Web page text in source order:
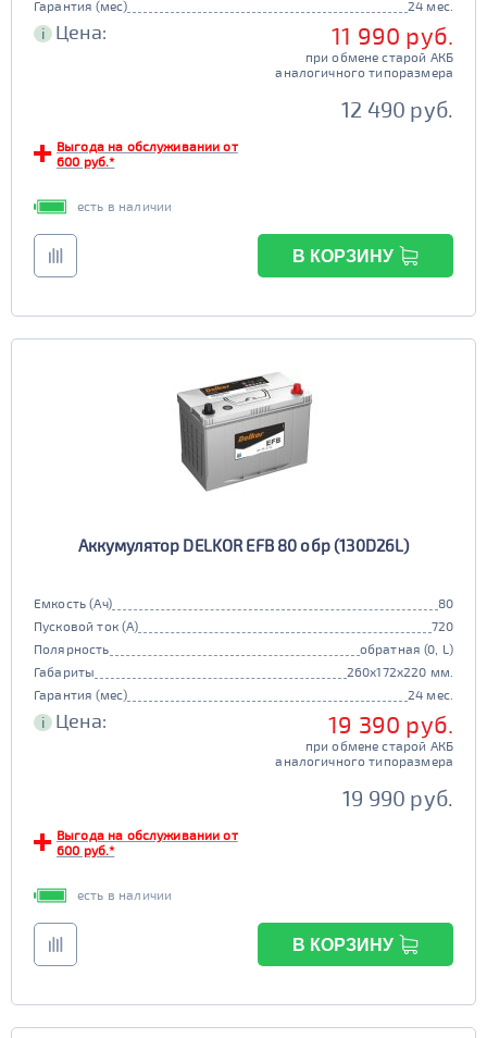
Гарантия (мес) 24 мес.
i Цена: 11 990 руб.
при обмене старой АКБ
аналогичного типоразмера
12 490 руб.
Выгода на обслуживании от
600 руб.*
есть в наличии
В КОРЗИНУ
Аккумулятор DELKOR EFB 80 обр (130D26L)
Емкость (Ач)
80
Пусковой ток (А)
720
Полярность
обратная (0, L)
Габариты
260x172x220 мм.
Гарантия (мес)
24 мес.
i Цена: 19 390 руб.
при обмене старой АКБ
аналогичного типоразмера
19 990 руб.
Выгода на обслуживании от
600 руб.*
есть в наличии
В КОРЗИНУ